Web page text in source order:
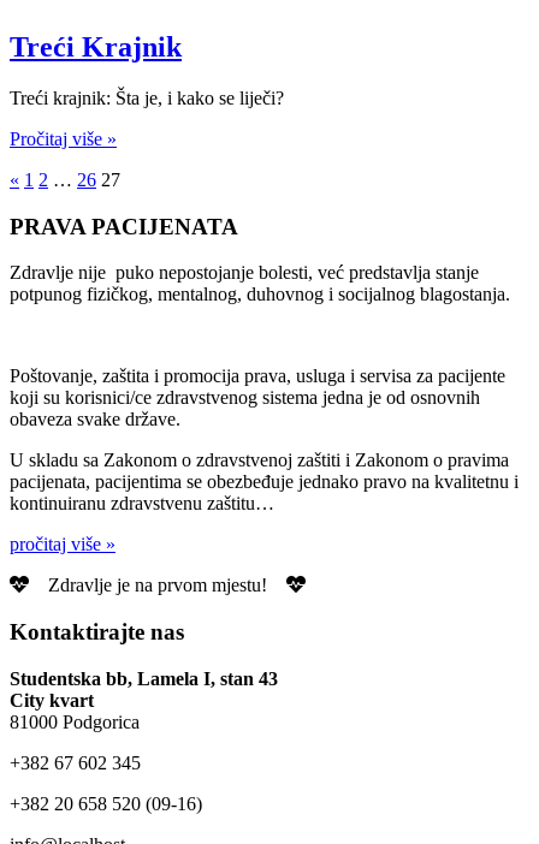
Treći Krajnik
Treći krajnik: Šta je, i kako se liječi?
Pročitaj više »
« 1 2 … 26 27
PRAVA PACIJENATA
Zdravlje nije puko nepostojanje bolesti, već predstavlja stanje
potpunog fizičkog, mentalnog, duhovnog i socijalnog blagostanja.
Poštovanje, zaštita i promocija prava, usluga i servisa za pacijente
koji su korisnici/ce zdravstvenog sistema jedna je od osnovnih
obaveza svake države.
U skladu sa Zakonom o zdravstvenoj zaštiti i Zakonom o pravima
pacijenata, pacijentima se obezbeđuje jednako pravo na kvalitetnu i
kontinuiranu zdravstvenu zaštitu…
pročitaj više »
Zdravlje je na prvom mjestu!
Kontaktirajte nas
Studentska bb, Lamela I, stan 43
City kvart
81000 Podgorica
+‎382 67 602 345
+‎382 20 658 520 (09-16)